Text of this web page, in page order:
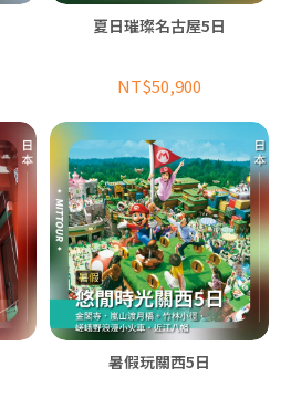
夏日璀璨名古屋5日
NT$50,900
暑假玩關西5日